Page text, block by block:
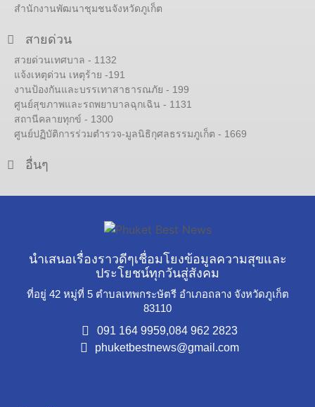
สำนักงานพัฒนาชุมชนจังหวัดภูเก็ต
สายด่วน
สวยด่วนเทศบาล - 1132
แจ้งเหตุด่วน เหตุร้าย -191
งานป้องกันและบรรเทาสาธารณภัย - 199
ศูนย์สุขภาพและรถพยาบาลฉุกเฉิน - 1131
สถานีคลายทุกข์ - 1300
ศูนย์ปฏิบัติการร่วมตำรวจ-มูลนิธิกุศลธรรมภูเก็ต - 1669
อื่นๆ
นำเสนอเรื่องราวดีๆเชื่อมโยงข้อมูลความสุขและ
ประโยชน์ทุกวันสู่สังคม
ที่อยู่ 42 หมู่ที่ 5 ตำบลเทพกระษัตรี อำเภอถลาง จังหวัดภูเก็ต
83110
091 164 9959,084 962 2823
phuketbestnews@gmail.com